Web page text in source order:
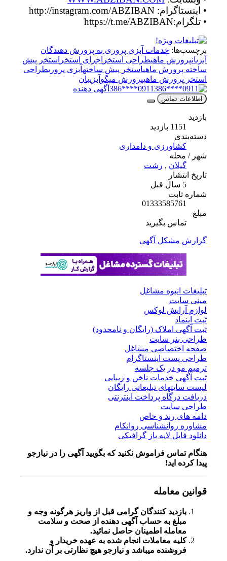
• اینستاگرام: http://instagram.com/ABZIBAN
• تلگرام:https://t.me/ABZIBAN
برچسب‌ها:خدمات آبزی پروری به پرورش دهندگان
پرورش ماهی طراحی استخراجرای استخراستخر پیش
ساخته پرورش ماهی استخر پیش ساختهآبزی پروری طراحی
استخر پرورش ماهی پرورش میگو آبزیبان
0911****386
آگهی دهنده
اطلاعات تماس
دسته‌بندی
کشاورزی و دامداری
شهر / محله
,رشت
تاریخ انتشار
شماره ثابت
01333585761
تماس بگیرید
گزارش مشکل آگهی
تبلیغات انبوه مشاغل
مینی سایت
لوازم آرایش لوکس
ثبت اینماد
ثبت آگهی املاک (رایگان و نامحدود)
طراحی بنر سایت
صفحه اختصاصی مشاغل
طراحی پست اینستاگرام
ترمیم مو در یک جلسه
ثبت آگهی خدمات ناخن و زیبایی
لیست سایتهای تبلیغاتی رایگان
دریافت درگاه پرداخت اینترنتی
طراحی سایت
دامه های رند و خاص
مشاوره روانشناسی روانکام
دانلود فایل لایه باز گرافیکی
هنگام تماس فراموش نکنید که بگویید آگهی را در نیازجو
پیدا کرده اید!
قوانین معامله
بازدید کنندگان گرامی قبل از واریز هرگونه وجه و
مبلغ به حساب آگهی دهنده از صحت و سلامت
معامله اطمینان حاصل نمائید.
کلیه معاملات انجام شده به عهده خریدار و
فروشنده میباشد و نیازجو هیچ نظارتی بر آن ندارد.